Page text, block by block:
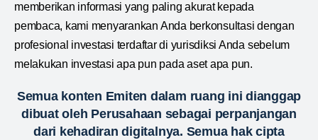
memberikan informasi yang paling akurat kepada
pembaca, kami menyarankan Anda berkonsultasi dengan
profesional investasi terdaftar di yurisdiksi Anda sebelum
melakukan investasi apa pun pada aset apa pun.
Semua konten Emiten dalam ruang ini dianggap
dibuat oleh Perusahaan sebagai perpanjangan
dari kehadiran digitalnya. Semua hak cipta